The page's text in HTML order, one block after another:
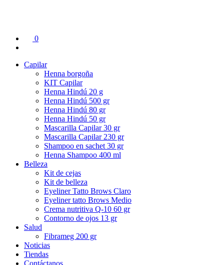
0
Capilar
Henna borgoña
KIT Capilar
Henna Hindú 20 g
Henna Hindú 500 gr
Henna Hindú 80 gr
Henna Hindú 50 gr
Mascarilla Capilar 30 gr
Mascarilla Capilar 230 gr
Shampoo en sachet 30 gr
Henna Shampoo 400 ml
Belleza
Kit de cejas
Kit de belleza
Eyeliner Tatto Brows Claro
Eyeliner tatto Brows Medio
Crema nutritiva Q-10 60 gr
Contorno de ojos 13 gr
Salud
Fibrameg 200 gr
Noticias
Tiendas
Contáctanos